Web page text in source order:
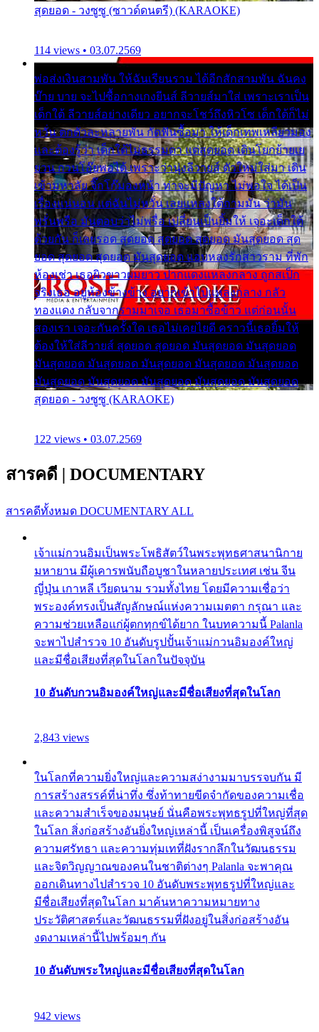
สุดยอด - วงซูซู (ซาวด์ดนตรี) (KARAOKE)
114 views • 03.07.2569
พ่อส่งเงินสามพัน ให้ฉันเรียนราม ได้อีกสักสามพัน ฉันคง
บ๊าย บาย จะไปซื้อกางเกงยีนส์ ลีวายส์มาใส่ เพราะเราเป็น
เด็กใต้ ลีวายส์อย่างเดียว อยากจะโชว์ถึงหิวโซ เด็กใต้ก็ไม่
หวั่น ตกตัวละหลายพัน กัดฟันซื้อมา ให้เด็กเทพเหลียวมอง
และต้องรู้ว่า เด็กใต้ไม่ธรรมดา แต่สุดยอด เดินโยกย้ายเย
ยวน กวนโอ๊ยพอได้ เพราะว่านุ่งลีวายส์ ตัวใหม่ใส่มา เดิน
เข้ามหาลัย จิ๊กโก๊มองหน้า ท่าจะมีปัญหา ไม่พอใจ ได้เป็น
เรื่องแน่นอน แต่ฉันไม่หวั่น เลยแหลงใต้ถามมัน ว่ามัน
พรั่นพรือ มันตอบว่าไม่พรื่อ เปลี่ยนเป็นยิ้มให้ เจอะเด็กใต้
ด้วยกัน ก็เลยรอด สุดยอด สุดยอด สุดยอด มันสุดยอด สุด
ยอด สุดยอด สุดยอด มันสุดยอด แอบหลงรักสาวราม ที่พัก
ห้องเช่า เธอผิวขาวผมยาว ปากแดงแหลงกลาง ถูกสเป็ก
จริงเธอ อยู่ห้องข้างข้าง อยากเข้าไปแหลงกลาง กลัว
ทองแดง กลับจากรามมาเจอ เธอมาซื้อข้าว แต่ก่อนนั้น
สองเรา เจอะกันครั้งใด เธอไม่เคยไยดี คราวนี้เธอยิ้มให้
ต้องให้ใส่ลีวายส์ สุดยอด สุดยอด มันสุดยอด มันสุดยอด
มันสุดยอด มันสุดยอด มันสุดยอด มันสุดยอด มันสุดยอด
มันสุดยอด มันสุดยอด มันสุดยอด มันสุดยอด มันสุดยอด
สุดยอด - วงซูซู (KARAOKE)
122 views • 03.07.2569
สารคดี | DOCUMENTARY
สารคดีทั้งหมด DOCUMENTARY ALL
เจ้าแม่กวนอิมเป็นพระโพธิสัตว์ในพระพุทธศาสนานิกาย
มหายาน มีผู้เคารพนับถือบูชาในหลายประเทศ เช่น จีน
ญี่ปุ่น เกาหลี เวียดนาม รวมทั้งไทย โดยมีความเชื่อว่า
พระองค์ทรงเป็นสัญลักษณ์แห่งความเมตตา กรุณา และ
ความช่วยเหลือแก่ผู้ตกทุกข์ได้ยาก ในบทความนี้ Palanla
จะพาไปสำรวจ 10 อันดับรูปปั้นเจ้าแม่กวนอิมองค์ใหญ่
และมีชื่อเสียงที่สุดในโลกในปัจจุบัน
10 อันดับกวนอิมองค์ใหญ่และมีชื่อเสียงที่สุดในโลก
2,843 views
ในโลกที่ความยิ่งใหญ่และความสง่างามมาบรรจบกัน มี
การสร้างสรรค์ที่น่าทึ่ง ซึ่งท้าทายขีดจำกัดของความเชื่อ
และความสำเร็จของมนุษย์ นั่นคือพระพุทธรูปที่ใหญ่ที่สุด
ในโลก สิ่งก่อสร้างอันยิ่งใหญ่เหล่านี้ เป็นเครื่องพิสูจน์ถึง
ความศรัทธา และความทุ่มเทที่ฝังรากลึกในวัฒนธรรม
และจิตวิญญาณของคนในชาติต่างๆ Palanla จะพาคุณ
ออกเดินทางไปสำรวจ 10 อันดับพระพุทธรูปที่ใหญ่และ
มีชื่อเสียงที่สุดในโลก มาค้นหาความหมายทาง
ประวัติศาสตร์และวัฒนธรรมที่ฝังอยู่ในสิ่งก่อสร้างอัน
งดงามเหล่านี้ไปพร้อมๆ กัน
10 อันดับพระใหญ่และมีชื่อเสียงที่สุดในโลก
942 views